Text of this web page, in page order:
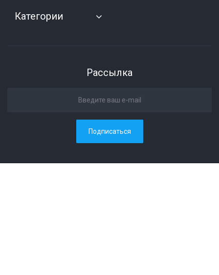
Категории
Рассылка
Подписаться